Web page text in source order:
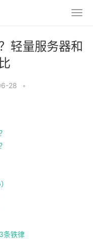
轻量服务器和
28 •
条铁律